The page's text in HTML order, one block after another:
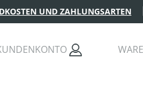
UND ZAHLUNGSARTEN